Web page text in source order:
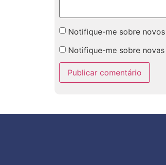
Notifique-me sobre
Notifique-me sobre